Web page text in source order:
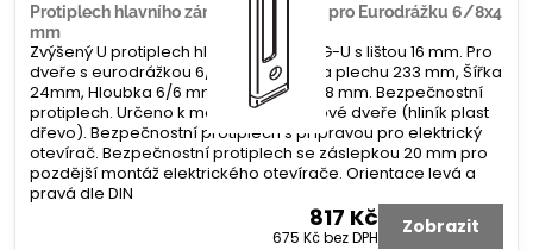
Protiplech hlavního zámku G-U tvar U pro Eurodrážku 6/8x4
mm
Zvýšený U protiplech hlavního zámku G-U s lištou 16 mm. Pro
dveře s eurodrážkou 6/8 x 4 mm. Délka plechu 233 mm, Šířka
24mm, Hloubka 6/6 mm. Koncovka 2x 8 mm. Bezpečnostní
protiplech. Určeno k montáži na profilové dveře (hliník plast
dřevo). Bezpečnostní protiplech s přípravou pro elektrický
otevírač. Bezpečnostní protiplech se záslepkou 20 mm pro
pozdější montáž elektrického otevírače. Orientace levá a
pravá dle DIN
817 Kč
675 Kčbez DPH Zobrazit